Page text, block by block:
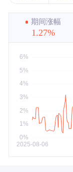
期间涨幅
1.27%